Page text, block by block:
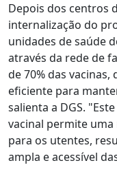
Depois dos centros
internalização do
unidades de saúde
através da rede de
de 70% das
eficiente para
salienta a DGS.
vacinal permite
para os utentes,
ampla e acessível